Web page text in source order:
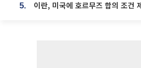
5.